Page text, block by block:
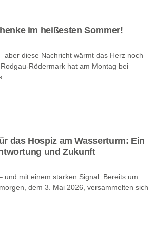
im heißesten Sommer!
aber diese Nachricht wärmt das Herz noch
Rödermark hat am Montag bei
das Hospiz am Wasserturm: Ein
und Zukunft
und mit einem starken Signal: Bereits um
dem 3. Mai 2026, versammelten sich